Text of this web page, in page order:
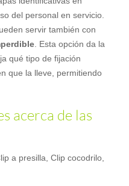
del personal en servicio.
servir también con
. Esta opción da la
qué tipo de fijación
que la lleve, permitiendo
acerca de las
a presilla, Clip cocodrilo,